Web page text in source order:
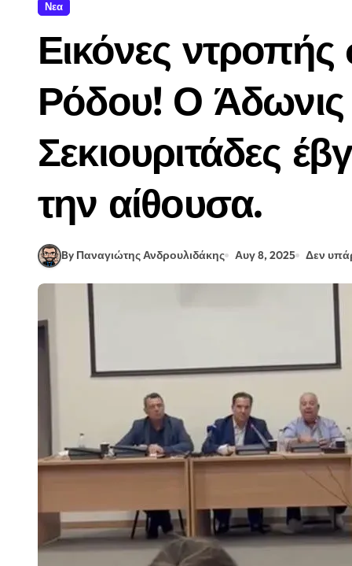
Γερμανία: Οι υπηρεσίες
“Το Σόι Σου” | Τι αλλάζει τη νέα
Τελικά, το shopping therapy
Αμαλία Κωστοπούλου | Τα 10 tips
Γιατί μας ενθουσιάζει τόσο πολύ
Νεα
Εικόνες
Ρόδου! Ο Άδωνις
Σεκιουριτάδες
την αίθουσα.
By Παναγιώτης Ανδρουλιδάκης Αυγ 8, 2025 Δεν